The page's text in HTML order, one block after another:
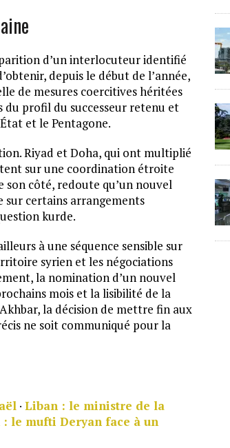
d’un interlocuteur identifié
depuis le début de l’année,
de mesures coercitives héritées
du profil du successeur retenu et
et le Pentagone.
Riyad et Doha, qui ont multiplié
sur une coordination étroite
son côté, redoute qu’un nouvel
sur certains arrangements
kurde.
à une séquence sensible sur
syrien et les négociations
la nomination d’un nouvel
mois et la lisibilité de la
la décision de mettre fin aux
ne soit communiqué pour la
· Liban : le ministre de la
le mufti Deryan face à un